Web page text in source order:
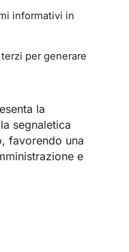
informativi in
per generare
la
segnaletica
favorendo una
e